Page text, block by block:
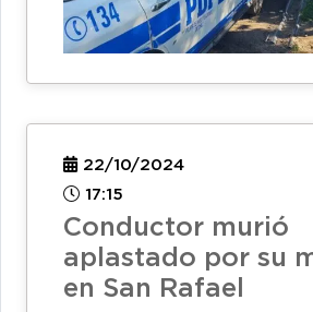
22/10/2024
17:15
Conductor murió
aplastado por su
en San Rafael